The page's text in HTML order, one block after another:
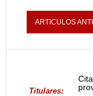
ARTICULOS
Titulares: